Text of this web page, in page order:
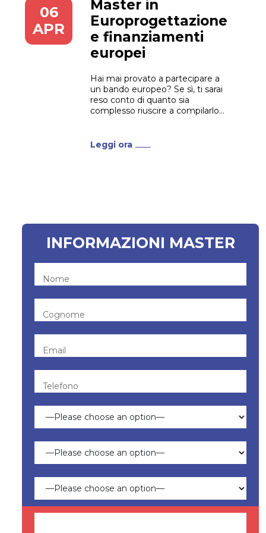
06
APR
Master in
Europrogettazione
e finanziamenti
europei
Hai mai provato a partecipare a
un bando europeo? Se sì, ti sarai
reso conto di quanto sia
complesso riuscire a compilarlo
necessarie. Quello che può
Leggi ora
INFORMAZIONI MASTER
Nome
Cognome
Email
Telefono